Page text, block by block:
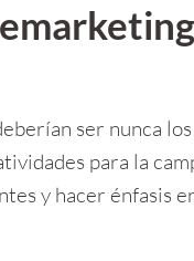
ser nunca
para la
y hacer énfasis